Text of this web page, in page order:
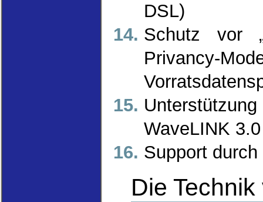
DSL)
Schutz vor
Privancy-
WaveLINK
Support
Die